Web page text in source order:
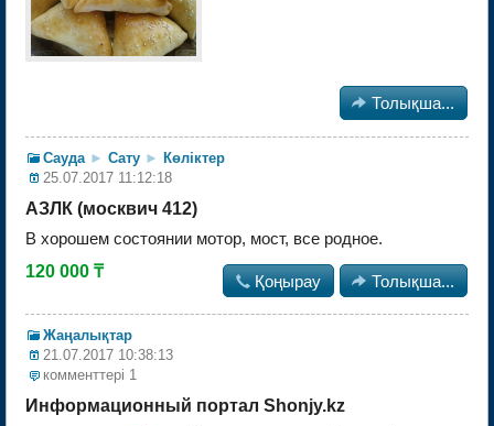
 Толықша...
Сауда ► Сату ► Көліктер
25.07.2017 11:12:18
АЗЛК (москвич 412)
В хорошем состоянии мотор, мост, все родное.
120 000 ₸
 Қоңырау  Толықша...
Жаңалықтар
21.07.2017 10:38:13
комменттерi 1
Информационный портал Shonjy.kz